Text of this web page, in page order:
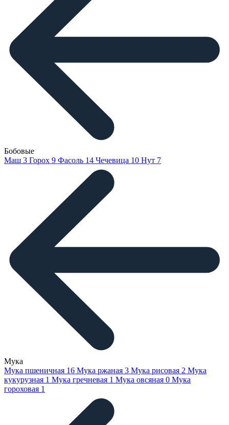
Бобовые
Маш 3 Горох 9 Фасоль 14 Чечевица 10 Нут 7
Мука
Мука пшеничная 16 Мука ржаная 3 Мука рисовая 2 Мука
кукурузная 1 Мука гречневая 1 Мука овсяная 0 Мука
гороховая 1